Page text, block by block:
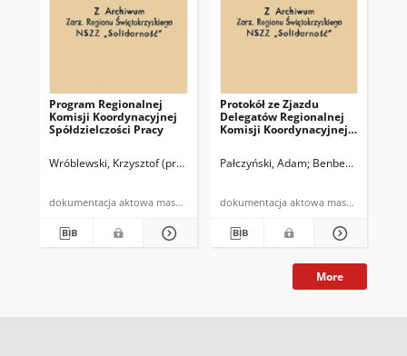
Program Regionalnej
Komisji Koordynacyjnej
Spółdzielczości Pracy
Wróblewski, Krzysztof (przewodniczący RKK SP NSZZ "Solidarność")
dokumentacja aktowa maszynopis
Protokół ze Zjazdu
Delegatów Regionalnej
Komisji Koordynacyjnej
Regionu
[…]
Pałczyński, Adam Benben, Danuta
dokumentacja aktowa maszynopis
More